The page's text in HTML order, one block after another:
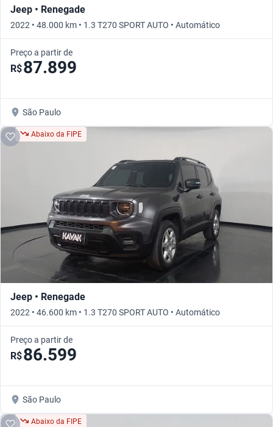
Jeep • Renegade
2022 • 48.000 km • 1.3 T270 SPORT AUTO • Automático
Preço a partir de
R$87.899
São Paulo
Abaixo da FIPE
Jeep • Renegade
2022 • 46.600 km • 1.3 T270 SPORT AUTO • Automático
Preço a partir de
R$86.599
São Paulo
Abaixo da FIPE